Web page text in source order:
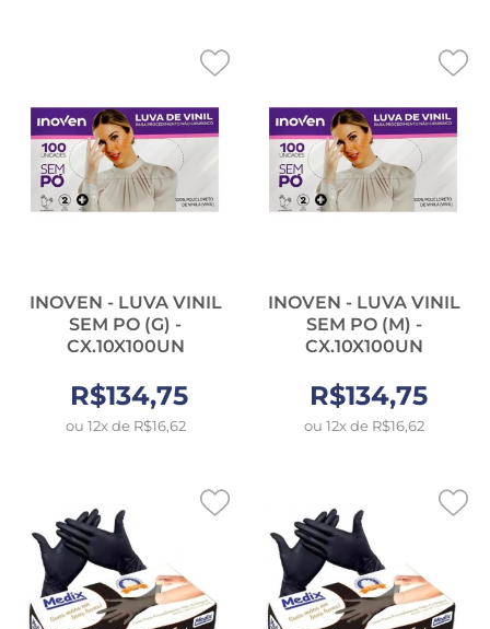
INOVEN - LUVA VINIL
SEM PO (G) -
CX.10X100UN
R$134,75
ou 12x de R$16,62
INOVEN - LUVA VINIL
SEM PO (M) -
CX.10X100UN
R$134,75
ou 12x de R$16,62